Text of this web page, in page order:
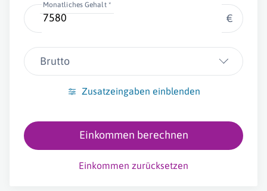
Monatliches Gehalt *
€
Brutto
Zusatzeingaben einblenden
Einkommen berechnen
Einkommen zurücksetzen